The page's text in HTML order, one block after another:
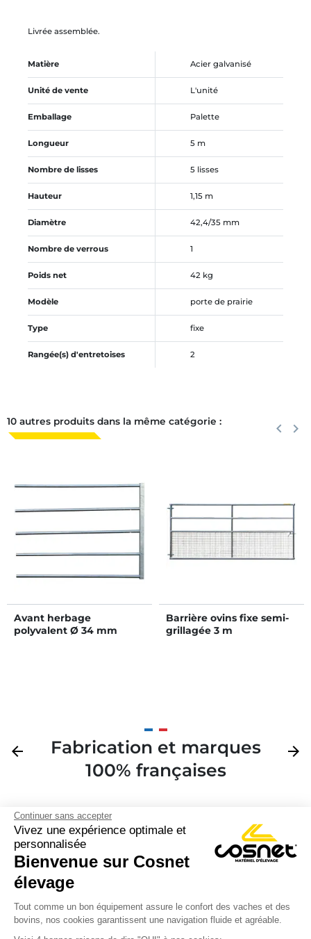
Continuer sans accepter
Vivez une expérience optimale et
personnalisée
Bienvenue sur Cosnet
élevage
Tout comme un bon équipement assure le confort des vaches et des
bovins, nos cookies garantissent une navigation fluide et agréable.
Livrée assemblée.
Matière Acier galvanisé
Unité de vente L'unité
Emballage Palette
Longueur 5 m
Nombre de lisses 5 lisses
Hauteur 1,15 m
Diamètre 42,4/35 mm
Nombre de verrous 1
Poids net 42 kg
Modèle porte de prairie
Type fixe
Rangée(s) d'entretoises 2
10 autres produits dans la même catégorie : keyboard_arrow_left keyboard_arrow_right
Avant herbage
polyvalent Ø 34 mm
Barrière ovins fixe semi-
grillagée 3 m
Précédent
arrow_back
Fabrication et marques
100% françaises
arrow_forward